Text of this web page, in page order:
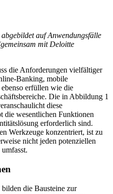
auf Anwendungsfälle
mit Deloitte
die Anforderungen vielfältiger
Banking, mobile
erfüllen wie die
Die in Abbildung 1
diese
die wesentlichen Funktionen
erforderlich sind.
Werkzeuge konzentriert, ist zu
nicht jeden potenziellen
die Bausteine zur